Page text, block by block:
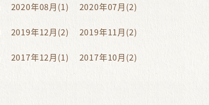
2020年08月(1) 2020年07月(2)
2019年12月(2) 2019年11月(2)
2017年12月(1) 2017年10月(2)